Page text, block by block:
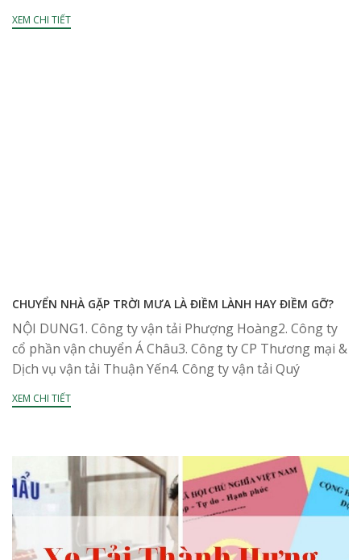
XEM CHI TIẾT
CHUYỂN NHÀ GẶP TRỜI MƯA LÀ ĐIỀM LÀNH HAY ĐIỀM GỠ?
NỘI DUNG1. Công ty vận tải Phượng Hoàng2. Công ty
cổ phần vận chuyển Á Châu3. Công ty CP Thương mại &
Dịch vụ vận tải Thuận Yến4. Công ty vận tải Quý
XEM CHI TIẾT